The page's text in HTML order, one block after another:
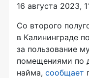
16 августа 2023,
Со второго
в Калининграде
за пользование
помещениями по
найма, сообщает